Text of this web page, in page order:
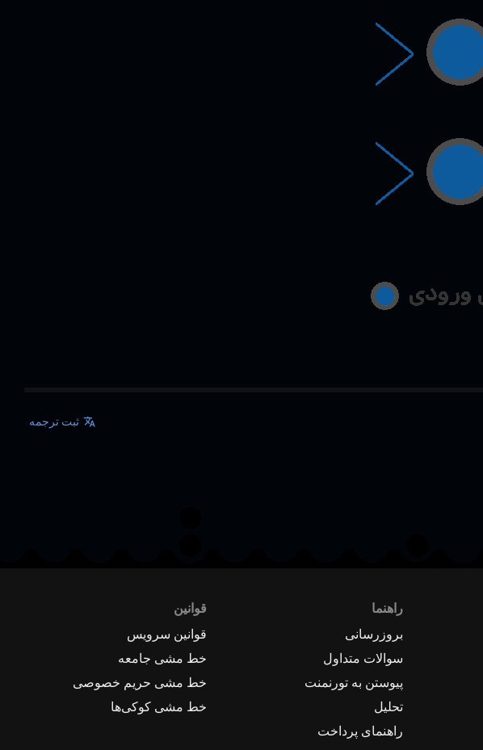
ثبت ترجمه
راهنما
بروزرسانی
سوالات متداول
پیوستن به تورنمنت
تحلیل
راهنمای پرداخت
قوانین
قوانین سرویس
خط مشی جامعه
خط مشی حریم خصوصی
خط مشی کوکی‌ها